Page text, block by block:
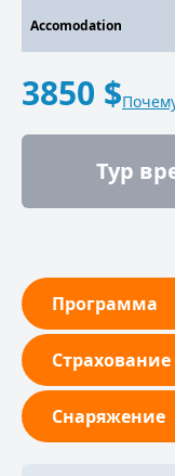
Accomodation
3850 $
Тур
Программа
Страхование
Снаряжение